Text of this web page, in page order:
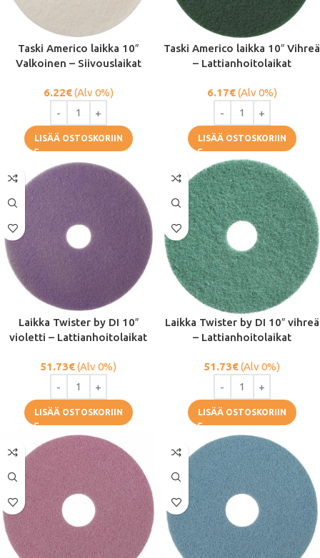
Taski Americo laikka 10″
Valkoinen – Siivouslaikat
6.22€(Alv 0%)
LISÄÄ OSTOSKORIIN
Taski Americo laikka 10″ Vihreä
– Lattianhoitolaikat
6.17€(Alv 0%)
LISÄÄ OSTOSKORIIN
Laikka Twister by DI 10″
violetti – Lattianhoitolaikat
51.73€(Alv 0%)
LISÄÄ OSTOSKORIIN
Laikka Twister by DI 10″ vihreä
– Lattianhoitolaikat
51.73€(Alv 0%)
LISÄÄ OSTOSKORIIN